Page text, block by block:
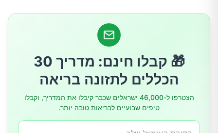
ברוקולי
שוקולד מריר
שום
עגבניות
🎁 קבלו חינם: מדריך 30
הכללים לתזונה בריאה
הצטרפו ל-46,000 ישראלים שכבר קיבלו את המדריך, וקבלו
טיפים שבועיים לבריאות טובה יותר.